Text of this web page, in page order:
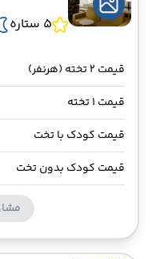
5 ستاره
قیمت 2 تخته (هرنفر)
قیمت 1 تخته
قیمت کودک با تخت
قیمت کودک بدون تخت